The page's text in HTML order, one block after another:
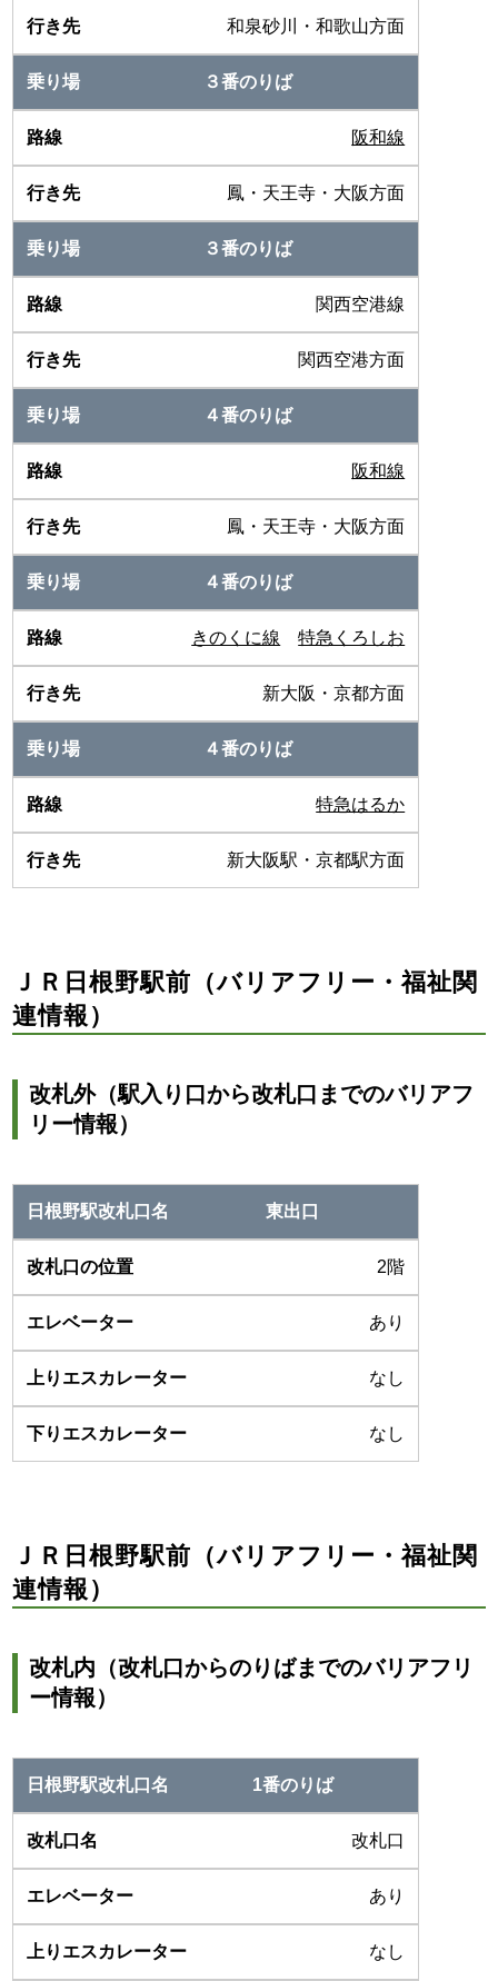
和泉砂川・和歌山方面
３番のりば
阪和線
鳳・天王寺・大阪方面
３番のりば
関西空港線
関西空港方面
４番のりば
阪和線
鳳・天王寺・大阪方面
４番のりば
きのくに線 特急くろしお
新大阪・京都方面
４番のりば
特急はるか
新大阪駅・京都駅方面
ＪＲ日根野駅前（バリアフリー・福祉関
連情報）
改札外（駅入り口から改札口までのバリアフ
リー情報）
東出口
2階
あり
なし
なし
ＪＲ日根野駅前（バリアフリー・福祉関
連情報）
改札内（改札口からのりばまでのバリアフリ
ー情報）
1番のりば
改札口
あり
なし